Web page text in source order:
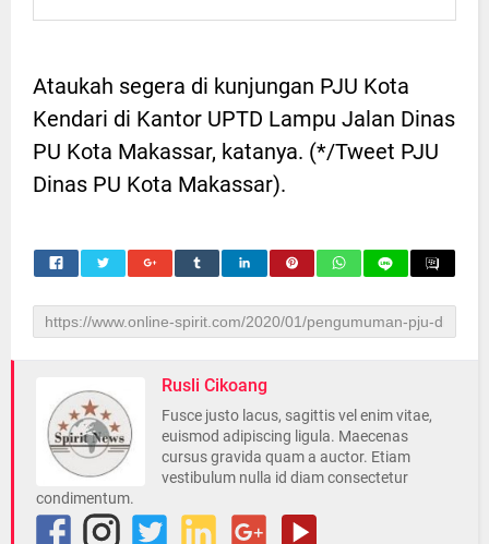
Ataukah segera di kunjungan PJU Kota
Kendari di Kantor UPTD Lampu Jalan Dinas
PU Kota Makassar, katanya. (*/Tweet PJU
Dinas PU Kota Makassar).
Rusli Cikoang
Fusce justo lacus, sagittis vel enim vitae,
euismod adipiscing ligula. Maecenas
cursus gravida quam a auctor. Etiam
vestibulum nulla id diam consectetur
condimentum.